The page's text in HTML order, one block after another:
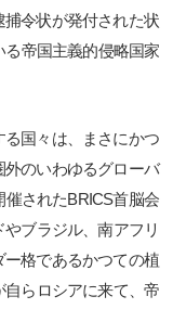
令状が発付された状
る帝国主義的侵略国家
国々は、まさにかつ
のいわゆるグローバ
催されたBRICS首脳会
ブラジル、南アフリ
格であるかつての植
らロシアに来て、帝